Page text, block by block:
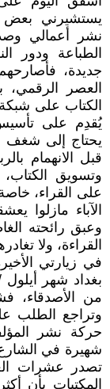
يستشيرني بعض
نشر أعمالي
الطباعة ودور
جديدة،
العصر الرقمي،
الكتاب على
يُقدِم على
يحتاج إلى شغف
قبل الانهمام
وتسويق
على القراء،
الآباء مازلوا
وعبق رائحته
القراءة، ولا
في زيارتي
من الأصدقاء،
وتراجع الطلب
حركة نشر
شهيرة في
تصدر عشرات
المكتبات بأن